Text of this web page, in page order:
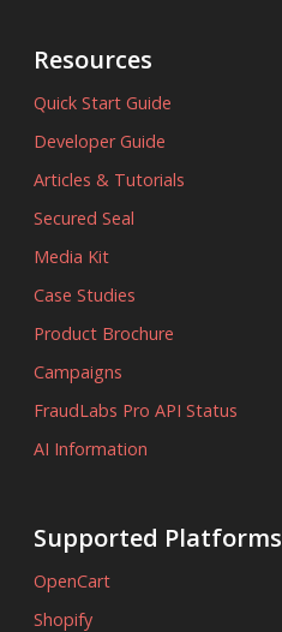
Resources
Quick Start Guide
Developer Guide
Articles & Tutorials
Secured Seal
Media Kit
Case Studies
Product Brochure
Campaigns
FraudLabs Pro API Status
AI Information
Supported Platforms
OpenCart
Shopify